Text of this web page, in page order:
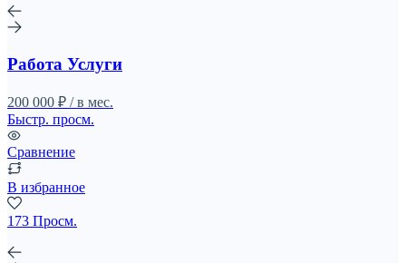
Работа Услуги
200 000 ₽ / в мес.
Быстр. просм.
Сравнение
В избранное
173 Просм.